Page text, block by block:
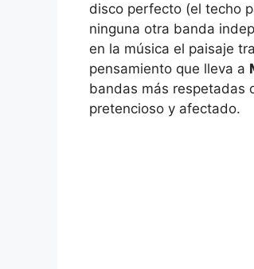
disco perfecto (el techo
ninguna otra banda
en la música el paisaje
pensamiento que lleva a
bandas más respetadas
pretencioso y afectado.